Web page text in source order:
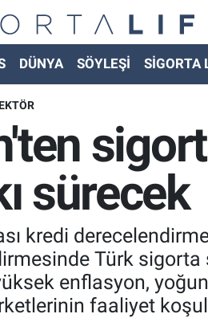
DÜNYA SÖYLEŞİ SİGORTA
sürecek
kredi
Türk
enflasyon,
faaliyet
Fikstür